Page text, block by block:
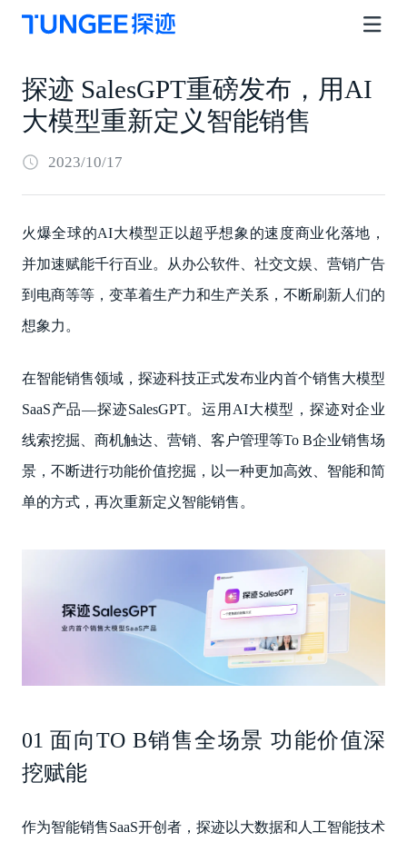
探迹 SalesGPT重磅发布，用AI
大模型重新定义智能销售
2023/10/17
火爆全球的AI大模型正以超乎想象的速度商业化落地，
并加速赋能千行百业。从办公软件、社交文娱、营销广告
到电商等等，变革着生产力和生产关系，不断刷新人们的
想象力。
在智能销售领域，探迹科技正式发布业内首个销售大模型
SaaS产品—探迹SalesGPT。运用AI大模型，探迹对企业
线索挖掘、商机触达、营销、客户管理等To B企业销售场
景，不断进行功能价值挖掘，以一种更加高效、智能和简
单的方式，再次重新定义智能销售。
01 面向TO B销售全场景 功能价值深
挖赋能
作为智能销售SaaS开创者，探迹以大数据和人工智能技术